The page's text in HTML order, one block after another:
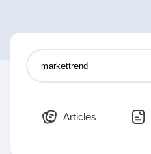
Découvrir Blogs
Mes Articles
Articles